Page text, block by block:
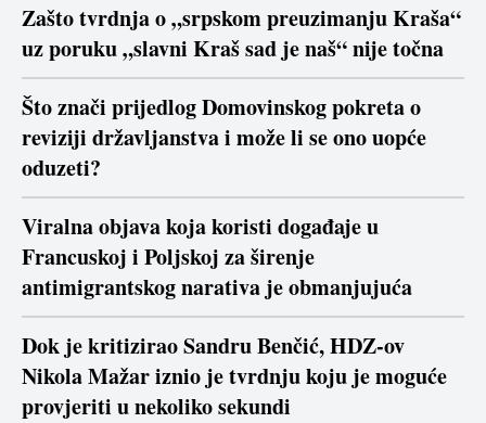
Zašto tvrdnja o „srpskom preuzimanju Kraša“
uz poruku „slavni Kraš sad je naš“ nije točna
Što znači prijedlog Domovinskog pokreta o
reviziji državljanstva i može li se ono uopće
oduzeti?
Viralna objava koja koristi događaje u
Francuskoj i Poljskoj za širenje
antimigrantskog narativa je obmanjujuća
Dok je kritizirao Sandru Benčić, HDZ-ov
Nikola Mažar iznio je tvrdnju koju je moguće
provjeriti u nekoliko sekundi